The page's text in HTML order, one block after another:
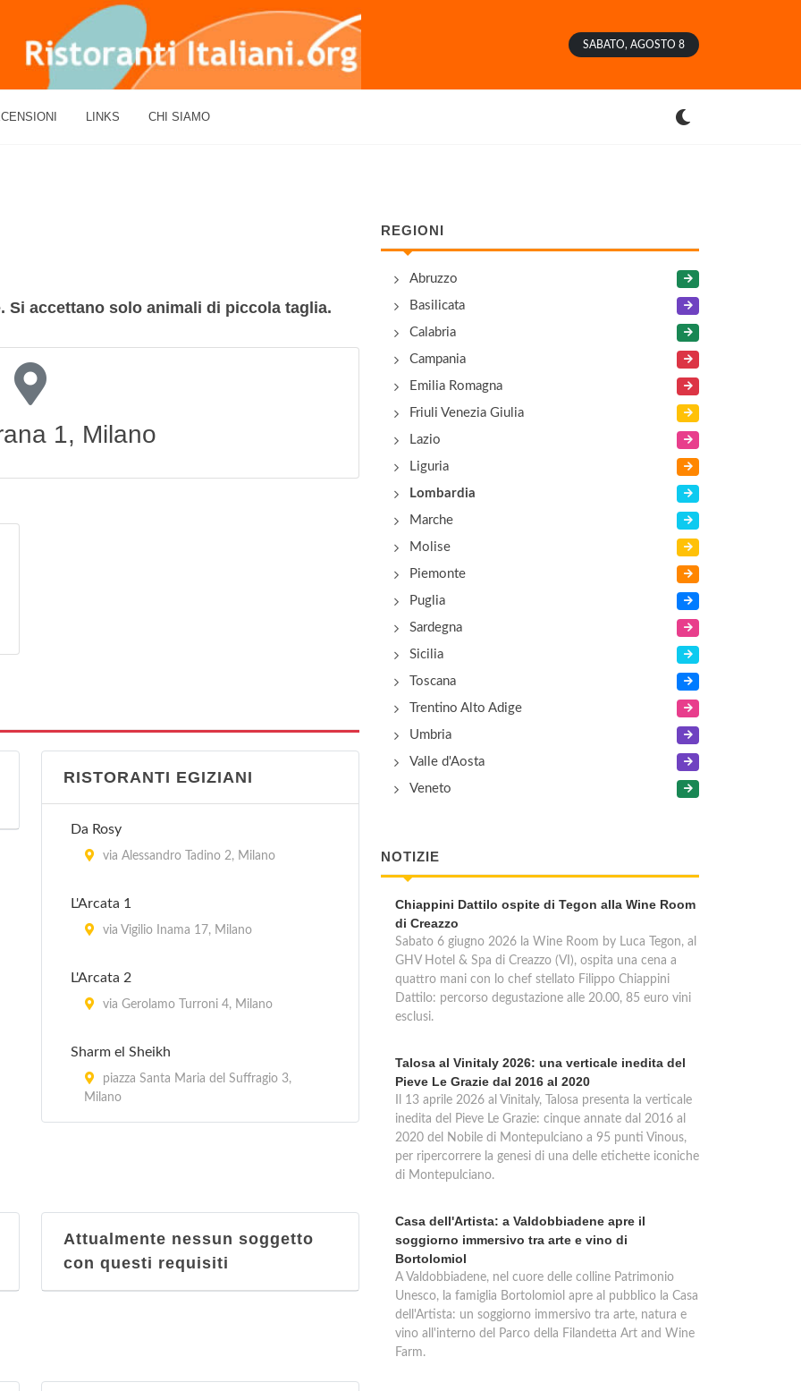
SABATO, AGOSTO 8
LINKS CHI SIAMO
Si accettano solo animali di piccola taglia.
1, Milano
RISTORANTI EGIZIANI
Da Rosy
via Alessandro Tadino 2, Milano
L'Arcata 1
via Vigilio Inama 17, Milano
L'Arcata 2
via Gerolamo Turroni 4, Milano
Sharm el Sheikh
piazza Santa Maria del Suffragio 3,
Milano
Attualmente nessun soggetto
con questi requisiti
REGIONI
Abruzzo
Basilicata
Calabria
Campania
Emilia Romagna
Friuli Venezia Giulia
Lazio
Liguria
Lombardia
Marche
Molise
Piemonte
Puglia
Sardegna
Sicilia
Toscana
Trentino Alto Adige
Umbria
Valle d'Aosta
Veneto
NOTIZIE
Chiappini Dattilo ospite di Tegon alla Wine Room
di Creazzo
Sabato 6 giugno 2026 la Wine Room by Luca Tegon, al
GHV Hotel & Spa di Creazzo (VI), ospita una cena a
quattro mani con lo chef stellato Filippo Chiappini
Dattilo: percorso degustazione alle 20.00, 85 euro vini
esclusi.
Talosa al Vinitaly 2026: una verticale inedita del
Pieve Le Grazie dal 2016 al 2020
Il 13 aprile 2026 al Vinitaly, Talosa presenta la verticale
inedita del Pieve Le Grazie: cinque annate dal 2016 al
2020 del Nobile di Montepulciano a 95 punti Vinous,
per ripercorrere la genesi di una delle etichette iconiche
di Montepulciano.
Casa dell'Artista: a Valdobbiadene apre il
soggiorno immersivo tra arte e vino di
Bortolomiol
A Valdobbiadene, nel cuore delle colline Patrimonio
Unesco, la famiglia Bortolomiol apre al pubblico la Casa
dell'Artista: un soggiorno immersivo tra arte, natura e
vino all'interno del Parco della Filandetta Art and Wine
Farm.